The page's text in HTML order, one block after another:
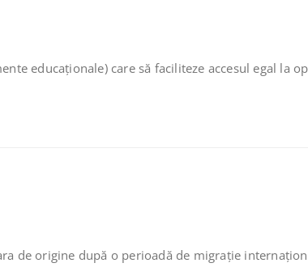
educaționale) care să faciliteze accesul egal la
de origine după o perioadă de migrație